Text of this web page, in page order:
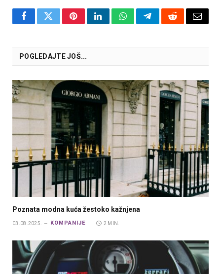
FacebookTwitterPinterestLinkedInWhatsAppTelegramRedditEmail
POGLEDAJTE JOŠ...
Poznata modna kuća žestoko kažnjena
03.08.2025. KOMPANIJE 2 MIN.